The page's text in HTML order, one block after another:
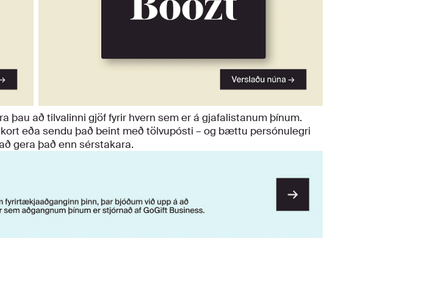
þau að tilvalinni gjöf fyrir hvern sem er á gjafalistanum þínum.
eða sendu það beint með tölvupósti – og bættu persónulegri
gera það enn sérstakara.